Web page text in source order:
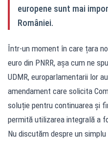
europene sunt mai
României.
Într-un moment în care țara
euro din PNRR, așa cum ne
UDMR, europarlamentarii lor
amendament care solicita
soluție pentru continuarea și
permită utilizarea integrală a
Nu discutăm despre un